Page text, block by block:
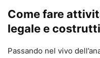
Come fare
legale e
Passando nel vivo